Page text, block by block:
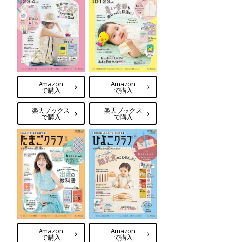
Amazon
で購入
楽天ブックス
で購入
Amazon
で購入
楽天ブックス
で購入
Amazon
で購入
Amazon
で購入